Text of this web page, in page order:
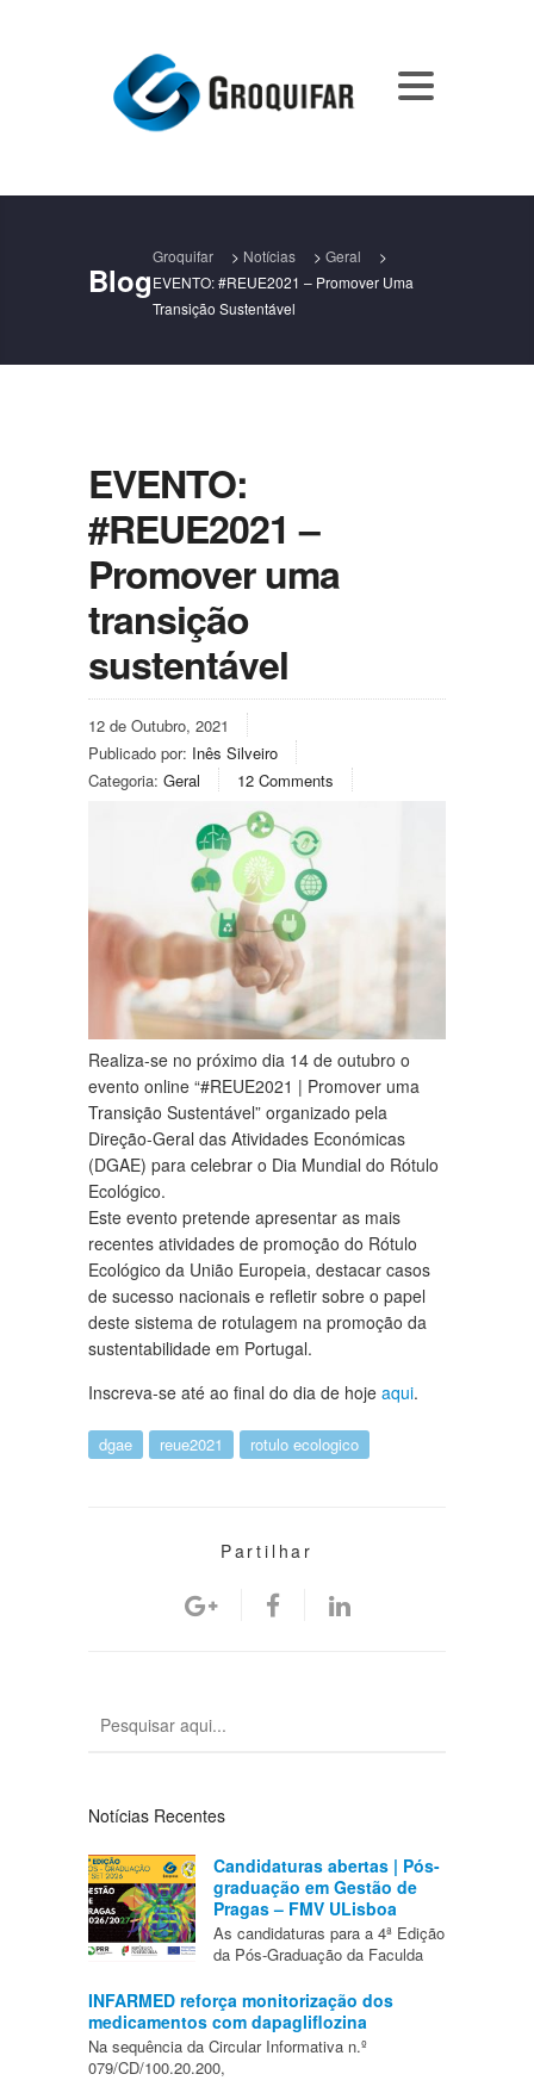
Blog
Groquifar > Notícias > Geral
>
EVENTO: #REUE2021 – Promover Uma
Transição Sustentável
EVENTO:
#REUE2021 –
Promover uma
transição
sustentável
12 de Outubro, 2021
Publicado por: Inês Silveiro
Categoria: Geral 12 Comments
Realiza-se no próximo dia 14 de outubro o
evento online “#REUE2021 | Promover uma
Transição Sustentável” organizado pela
Direção-Geral das Atividades Económicas
(DGAE) para celebrar o Dia Mundial do Rótulo
Ecológico.
Este evento pretende apresentar as mais
recentes atividades de promoção do Rótulo
Ecológico da União Europeia, destacar casos
de sucesso nacionais e refletir sobre o papel
deste sistema de rotulagem na promoção da
sustentabilidade em Portugal.
Inscreva-se até ao final do dia de hoje aqui.
dgae reue2021 rotulo ecologico
Partilhar
Notícias Recentes
Candidaturas abertas | Pós-
graduação em Gestão de
Pragas – FMV ULisboa
As candidaturas para a 4ª Edição
da Pós-Graduação da Faculda
INFARMED reforça monitorização dos
medicamentos com dapagliflozina
Na sequência da Circular Informativa n.º
079/CD/100.20.200,